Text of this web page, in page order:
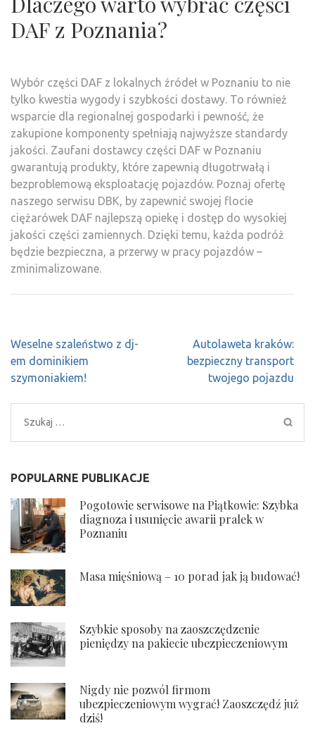
DAF z Poznania?
Wybór części DAF z lokalnych źródeł w Poznaniu to nie
tylko kwestia wygody i szybkości dostawy. To również
wsparcie dla regionalnej gospodarki i pewność, że
zakupione komponenty spełniają najwyższe standardy
jakości. Zaufani dostawcy części DAF w Poznaniu
gwarantują produkty, które zapewnią długotrwałą i
bezproblemową eksploatację pojazdów. Poznaj ofertę
naszego serwisu DBK, by zapewnić swojej flocie
ciężarówek DAF najlepszą opiekę i dostęp do wysokiej
jakości części zamiennych. Dzięki temu, każda podróż
będzie bezpieczna, a przerwy w pracy pojazdów –
zminimalizowane.
Nawigacja
wpisu
Weselne szaleństwo z dj-
em dominikiem
szymoniakiem!
Autolaweta kraków:
bezpieczny transport
twojego pojazdu
Szukaj:
POPULARNE PUBLIKACJE
Pogotowie serwisowe na Piątkowie: Szybka
diagnoza i usunięcie awarii pralek w
Poznaniu
Masa mięśniową – 10 porad jak ją budować!
Szybkie sposoby na zaoszczędzenie
pieniędzy na pakiecie ubezpieczeniowym
Nigdy nie pozwól firmom
ubezpieczeniowym wygrać! Zaoszczędź już
dziś!